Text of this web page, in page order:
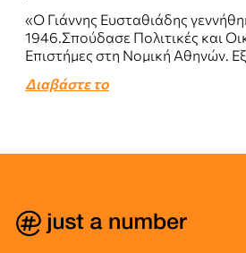
«O Γιάννης Ευσταθιάδης
1946.Σπούδασε Πολιτικές και
Επιστήμες στη Νομική Αθηνών.
εκδώσει συνολικά έξι..
Διαβάστε το